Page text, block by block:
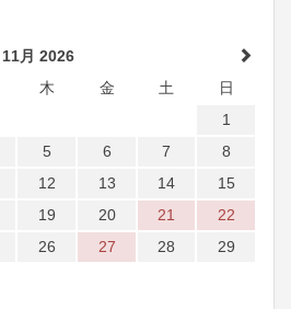
11月 2026
木 金 土
日
1
5 6 7
8
12 13 14
15
19 20 21
22
26 27 28
29